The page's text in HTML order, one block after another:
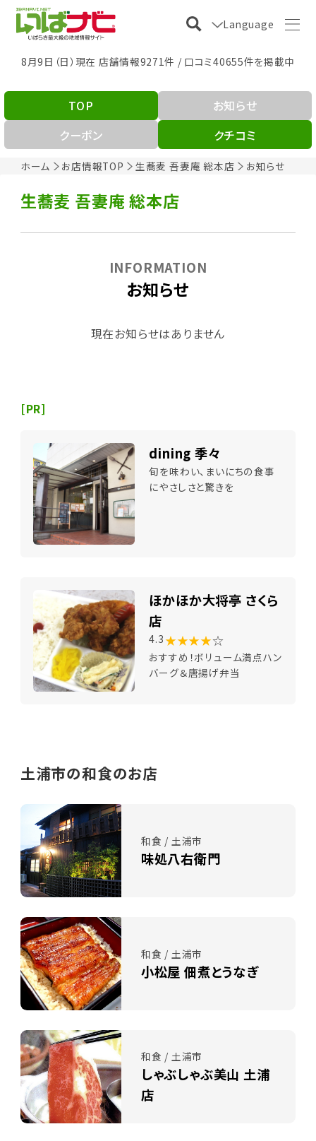
Language
8月9日（日）現在 店舗情報9271件 / 口コミ40655件を掲載中
ホーム お店情報TOP 生蕎麦 吾妻庵 総本店 お知らせ
TOP
お知らせ
クーポン
クチコミ
生蕎麦 吾妻庵 総本店
お知らせ
INFORMATION
現在お知らせはありません
[PR]
dining 季々
旬を味わい、まいにちの食事
にやさしさと驚きを
ほかほか大将亭 さくら
店
4.3 ★★★★☆
おすすめ！ボリューム満点ハン
バーグ＆唐揚げ弁当
土浦市の和食のお店
和食 / 土浦市
味処八右衛門
和食 / 土浦市
小松屋 佃煮とうなぎ
和食 / 土浦市
しゃぶしゃぶ美山 土浦
店